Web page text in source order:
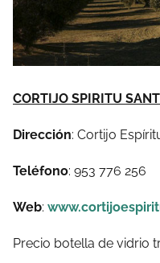
CORTIJO SPIRITU
Dirección: Cortijo
Teléfono: 953 776 256
Web:
Precio botella de vidrio